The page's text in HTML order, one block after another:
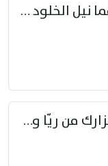
فصبرا في مجال الموت صبرا … فما نيل الخلود بمستطاع
حننت إلى ريّا ونفسك باعدت … مزارك من ريّا وشعباكما معا